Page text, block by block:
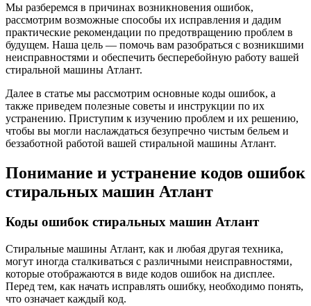
Мы разберемся в причинах возникновения ошибок,
рассмотрим возможные способы их исправления и дадим
практические рекомендации по предотвращению проблем в
будущем. Наша цель — помочь вам разобраться с возникшими
неисправностями и обеспечить бесперебойную работу вашей
стиральной машины Атлант.
Далее в статье мы рассмотрим основные коды ошибок, а
также приведем полезные советы и инструкции по их
устранению. Приступим к изучению проблем и их решению,
чтобы вы могли наслаждаться безупречно чистым бельем и
беззаботной работой вашей стиральной машины Атлант.
Понимание и устранение кодов ошибок
стиральных машин Атлант
Коды ошибок стиральных машин Атлант
Стиральные машины Атлант, как и любая другая техника,
могут иногда сталкиваться с различными неисправностями,
которые отображаются в виде кодов ошибок на дисплее.
Перед тем, как начать исправлять ошибку, необходимо понять,
что означает каждый код.